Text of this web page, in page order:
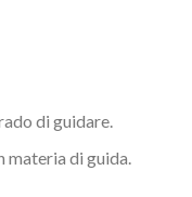
di guidare.
materia di guida.